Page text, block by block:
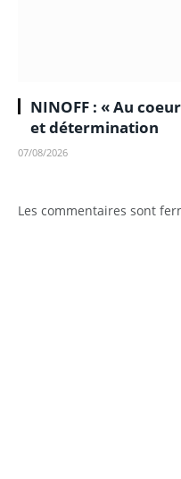
NINOFF : « Au
et détermination
07/08/2026
Les commentaires sont